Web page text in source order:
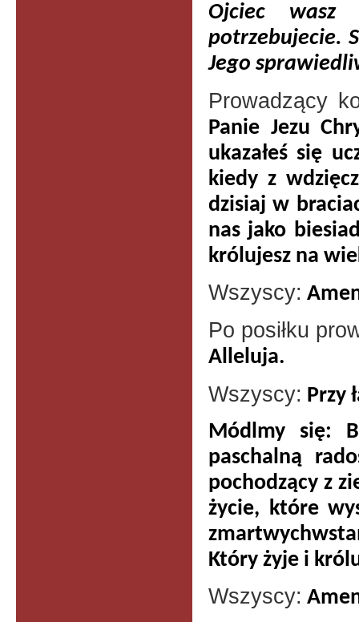
Ojciec wasz
potrzebujecie.
Jego
Prowadzący
Panie Jezu
ukazałeś się
kiedy z
dzisiaj w
nas jako
królujesz na
Wszyscy:
Po posiłku
Alleluja.
Wszyscy: Przy
Módlmy się:
paschalną
pochodzący z
życie, które
Który żyje i
Wszyscy: